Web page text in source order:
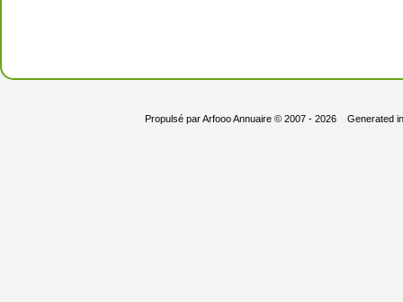
Propulsé parArfooo Annuaire© 2007 - 2026 Generated